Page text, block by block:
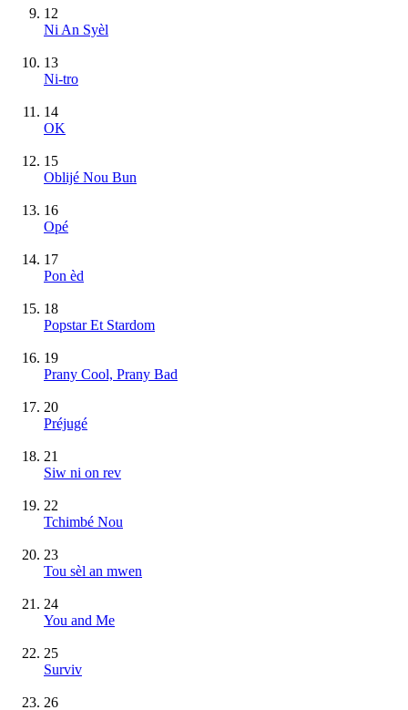
12
Ni An Syèl
13
Ni-tro
14
OK
15
Oblijé Nou Bun
16
Opé
17
Pon èd
18
Popstar Et Stardom
19
Prany Cool, Prany Bad
20
Préjugé
21
Siw ni on rev
22
Tchimbé Nou
23
Tou sèl an mwen
24
You and Me
25
Surviv
26